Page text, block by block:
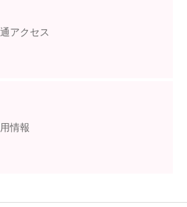
アクセス
情報